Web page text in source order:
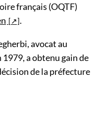
français (OQTF)
.
avocat au
1979, a obtenu gain de
de la préfecture